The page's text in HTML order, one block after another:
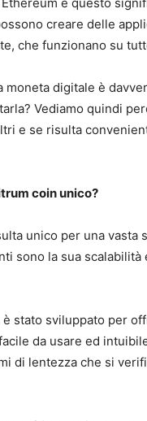
creare delle
che funzionano su
moneta digitale è
Vediamo quindi
e se risulta
coin unico?
unico per una vasta
sono la sua scalabilità
stato sviluppato per
da usare ed
di lentezza che si